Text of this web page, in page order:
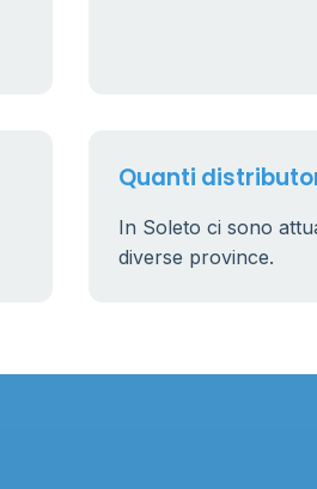
Quanti
In Soleto ci sono
diverse province.